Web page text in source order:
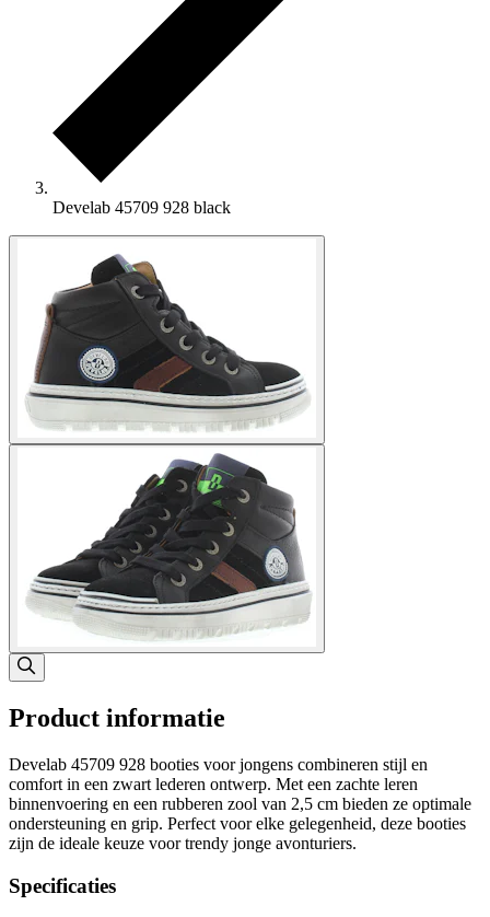
Develab 45709 928 black
Product informatie
Develab 45709 928 booties voor jongens combineren stijl en
comfort in een zwart lederen ontwerp. Met een zachte leren
binnenvoering en een rubberen zool van 2,5 cm bieden ze optimale
ondersteuning en grip. Perfect voor elke gelegenheid, deze booties
zijn de ideale keuze voor trendy jonge avonturiers.
Specificaties